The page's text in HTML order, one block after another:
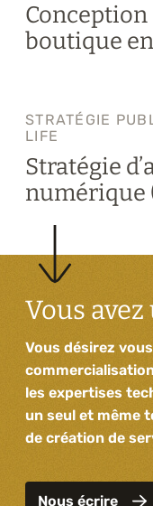
Conception
boutique
STRATÉGIE
LIFE
Stratégie
numérique
Vous
Vous désirez
les expertises
un seul et même
de création de
Nous écrire